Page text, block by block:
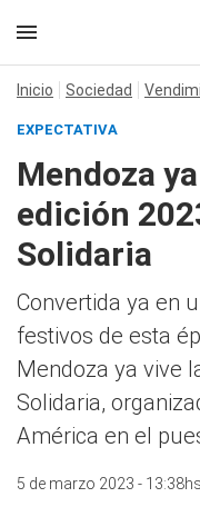
Inicio Sociedad
EXPECTATIVA
Mendoza
edición
Solidaria
Convertida ya en
festivos de esta
Mendoza ya vive
Solidaria,
América en el
5 de marzo 2023 - 13:38hs